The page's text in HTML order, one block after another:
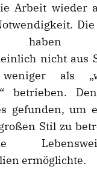
Arbeit wieder
haben
nicht aus
als
betrieben.
gefunden, um
Stil zu
ermöglichte.